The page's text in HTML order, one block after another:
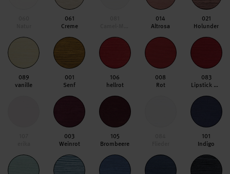
061
Creme
014
Altrosa
021
Holunder
089
vanille
001
Senf
106
hellrot
008
Rot
083
Lipstick Red
003
Weinrot
105
Brombeere
101
Indigo